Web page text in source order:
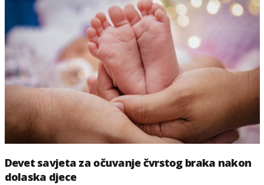
Devet savjeta za očuvanje čvrstog braka nakon
dolaska djece